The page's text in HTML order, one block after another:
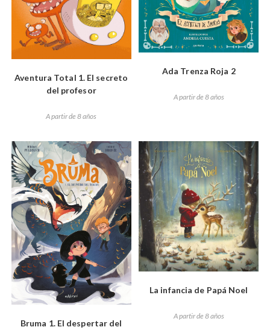
Aventura Total 1. El secreto
del profesor
A partir de 8 años
Ada Trenza Roja 2
A partir de 8 años
Bruma 1. El despertar del
La infancia de Papá Noel
A partir de 8 años